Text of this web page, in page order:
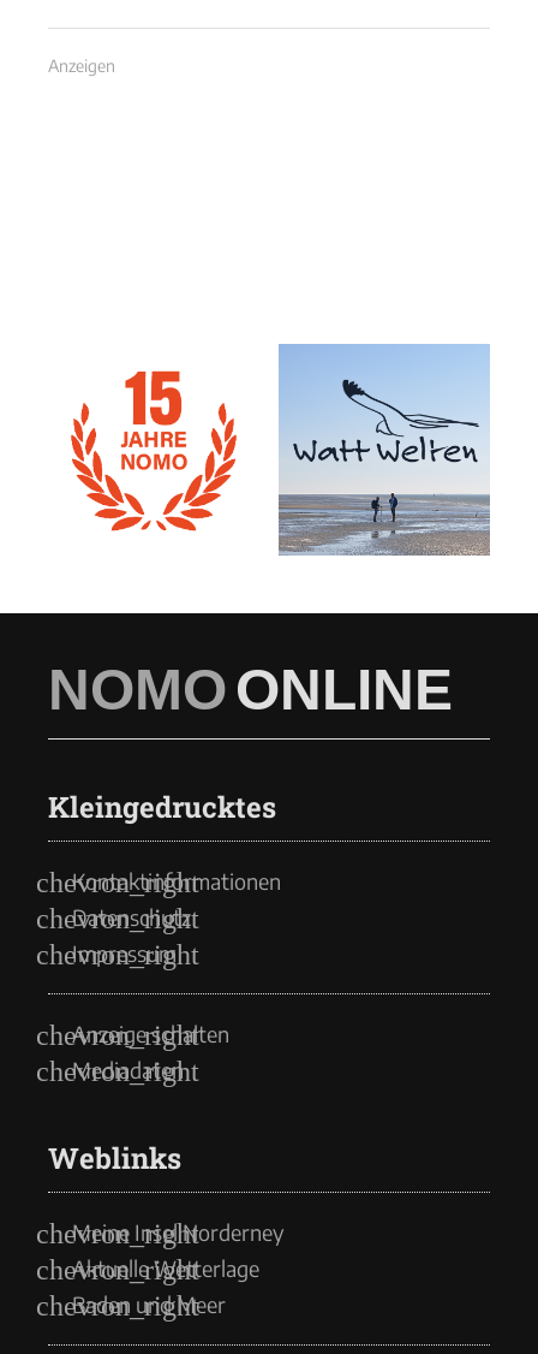
Anzeigen
NOMOONLINE
Kleingedrucktes
Kontaktinformationen
Datenschutz
Impressum
Anzeige schalten
Mediadaten
Weblinks
Meine Insel Norderney
Aktuelle Wetterlage
Baden und Meer